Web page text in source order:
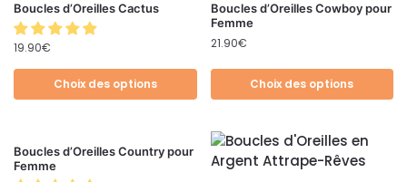
Boucles d’Oreilles Cactus
19.90€
Choix des options
Boucles d’Oreilles Cowboy pour
Femme
21.90€
Choix des options
Boucles d’Oreilles Country pour
Femme